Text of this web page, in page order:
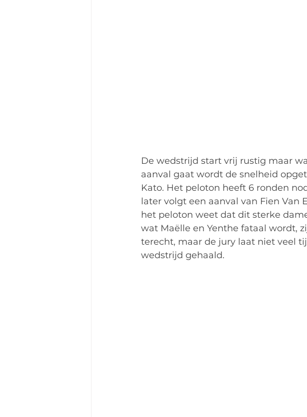
De wedstrijd start vrij rustig maar
aanval gaat wordt de snelheid
Kato. Het peloton heeft 6 ronden
later volgt een aanval van Fien Van
het peloton weet dat dit sterke
wat Maëlle en Yenthe fataal wordt,
terecht, maar de jury laat niet veel
wedstrijd gehaald.